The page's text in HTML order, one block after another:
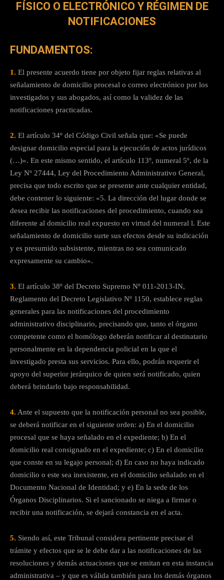
FÍSICO O ELECTRÓNICO Y RÉGIMEN DE
NOTIFICACIONES
FUNDAMENTOS:
1. El presente acuerdo tiene por objeto fijar reglas relativas al
señalamiento de domicilio procesal o correo electrónico por los
investigados y sus abogados, así como la validez de las
notificaciones practicadas.
2. El artículo 34º del Código Civil señala que: «Se puede
designar domicilio especial para la ejecución de actos jurídicos
(…)». En este mismo sentido, el artículo 113º, numeral 5º, de la
Ley Nº 27444, Ley del Procedimiento Administrativo General,
precisa que todo escrito que se presente ante cualquier entidad,
debe contener lo siguiente: «5. La dirección del lugar donde se
desea recibir las notificaciones del procedimiento, cuando sea
diferente al domicilio real expuesto en virtud del numeral l. Este
señalamiento de domicilio surte sus efectos desde su indicación
y es presumido subsistente, mientras no sea comunicado
expresamente su cambio».
3. El artículo 38º del Decreto Supremo Nº 011-2013-IN,
Reglamento del Decreto Legislativo Nº 1150, establece reglas
generales para las notificaciones del procedimiento
administrativo disciplinario, precisando que, tanto el órgano
competente como el homólogo deberán notificar al destinatario
personalmente en la dependencia policial en la que el
investigado presta sus servicios. Para ello, podrán requerir el
apoyo del superior jerárquico de quien será notificado, quien
deberá brindarlo bajo responsabilidad.
4. Ante el supuesto que la notificación personal no sea posible,
se deberá notificar en el siguiente orden: a) En el domicilio
procesal que se haya señalado en el expediente; b) En el
domicilio real consignado en el expediente; c) En el domicilio
que conste en su legajo personal; d) En caso no haya indicado
domicilio o este sea inexistente, en el domicilio señalado en el
Documento Nacional de Identidad; y e) En la sede de los
Órganos Disciplinarios. Si el sancionado se niega a firmar o
recibir una notificación, se dejará constancia en el acta.
5. Siendo así, este Tribunal considera pertinente precisar el
trámite y efectos que se le debe dar a las notificaciones de las
resoluciones y demás actuaciones que se emitan en esta instancia
administrativa – y que es válida también para los demás órganos